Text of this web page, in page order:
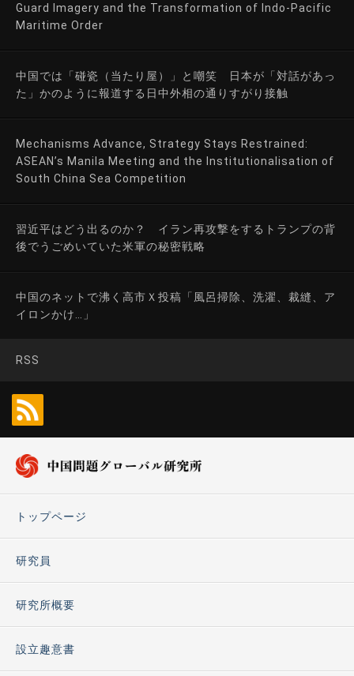
Guard Imagery and the Transformation of Indo-Pacific
Maritime Order
中国では「碰瓷（当たり屋）」と嘲笑 日本が「対話があっ
た」かのように報道する日中外相の通りすがり接触
Mechanisms Advance, Strategy Stays Restrained:
ASEAN’s Manila Meeting and the Institutionalisation of
South China Sea Competition
習近平はどう出るのか？ イラン再攻撃をするトランプの背
後でうごめいていた米軍の秘密戦略
中国のネットで沸く高市Ｘ投稿「風呂掃除、洗濯、裁縫、ア
イロンかけ…」
RSS
トップページ
研究員
研究所概要
設立趣意書